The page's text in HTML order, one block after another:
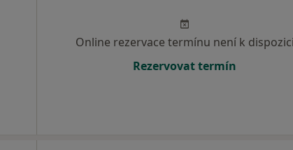
Online rezervace termínu není k dispozici
Rezervovat termín